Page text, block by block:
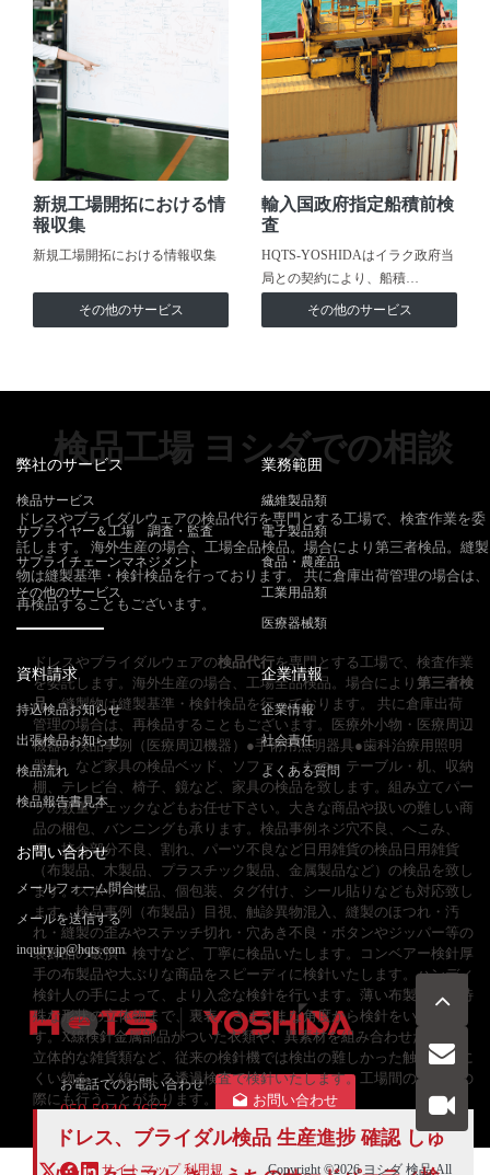
新規工場開拓における情
報収集
新規工場開拓における情報収集
その他のサービス
輸入国政府指定船積前検
査
HQTS-YOSHIDAはイラク政府当
局との契約により、船積…
その他のサービス
検品工場 ヨシダでの相談
ドレスやブライダルウェアの検品代行を専門とする工場で、検査作業を委
託します。 海外生産の場合、工場全品検品。場合により第三者検品。縫製
物は縫製基準・検針検品を行っております。 共に倉庫出荷管理の場合は、
再検品することもございます。
ドレスやブライダルウェアの検品代行を専門とする工場で、検査作業
を委託します。海外生産の場合、工場全品検品。場合により 第三者検
品。縫製物は縫製基準・検針検品を行っております。 共に倉庫出荷
管理の場合は、再検品することもございます。医療外小物・医療周辺
機器の検品事例（医療周辺機器）●手術用照明器具●歯科治療用照明
器具 など家具の検品ベッド、ソファ、こたつ、テーブル・机、収納
棚、テレビ台、椅子、鏡など、家具の検品を致します。組み立てパー
ツの数量チェックなどもお任せ下さい。大きな商品や扱いの難しい商
品の梱包、バンニングも承ります。検品事例ネジ穴不良、へこみ、
傷、接合部分不良、割れ、パーツ不良など日用雑貨の検品日用雑貨
（布製品、木製品、プラスチック製品、金属製品など）の検品を致し
ます。スポット検品、個包装、タグ付け、シール貼りなども対応致し
ます。検品事例（布製品）目視、触診異物混入、縫製のほつれ・汚
れ・縫製の歪みやステッチ切れ・穴あき不良・ボタンやジッパー等の
装飾品の破損・検寸など、丁寧に検品いたします。コンベアー検針厚
手の布製品や大ぶりな商品をスピーディに検針いたします。ハンディ
検針人の手によって、より入念な検針を行います。薄い布製品から特
殊な形状の立体物まで、裏表、さまざまな角度から検針をいたしま
す。X線検針金属部品がついた衣類や、異素材を組み合わせた商品、
立体的な雑貨類など、従来の検針機では検出の難しかった触手のしに
くい物を、Ｘ線による透過検査で検針いたします。工場間の入出庫の
際にも行うことがあります。
ドレス、ブライダル検品 生産進捗 確認 しゅ
弊社のサービス
検品サービス
サプライヤー＆工場 調査・監査
サプライチェーンマネジメント
その他のサービス
業務範囲
繊維製品類
電子製品類
食品・農産品
工業用品類
医療器械類
資料請求
持込検品お知らせ
出張検品お知らせ
検品流れ
検品報告書見本
企業情報
企業情報
社会責任
よくある質問
お問い合わせ
メールフォーム問合せ
メールを送信する
inquiry.jp@hqts.com
お電話でのお問い合わせ
050-5840-2657
お問い合わせ
サイトマップ 利用規 Copyright ©2026 ヨシダ 検品All